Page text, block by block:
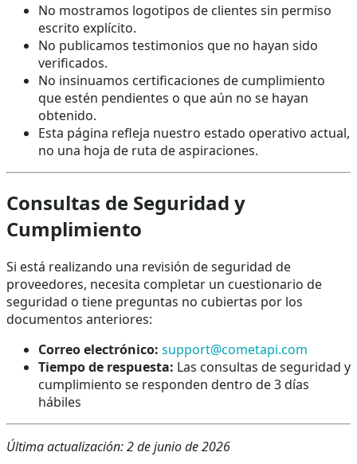
No mostramos logotipos de clientes sin permiso
escrito explícito.
No publicamos testimonios que no hayan sido
verificados.
No insinuamos certificaciones de cumplimiento
que estén pendientes o que aún no se hayan
obtenido.
Esta página refleja nuestro estado operativo actual,
no una hoja de ruta de aspiraciones.
Consultas de Seguridad y
Cumplimiento
Si está realizando una revisión de seguridad de
proveedores, necesita completar un cuestionario de
seguridad o tiene preguntas no cubiertas por los
documentos anteriores:
Correo electrónico: support@cometapi.com
Tiempo de respuesta: Las consultas de seguridad y
cumplimiento se responden dentro de 3 días
hábiles
Última actualización: 2 de junio de 2026